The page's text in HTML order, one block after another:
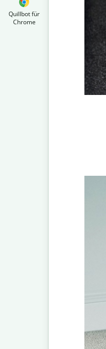
Quillbot für
Chrome